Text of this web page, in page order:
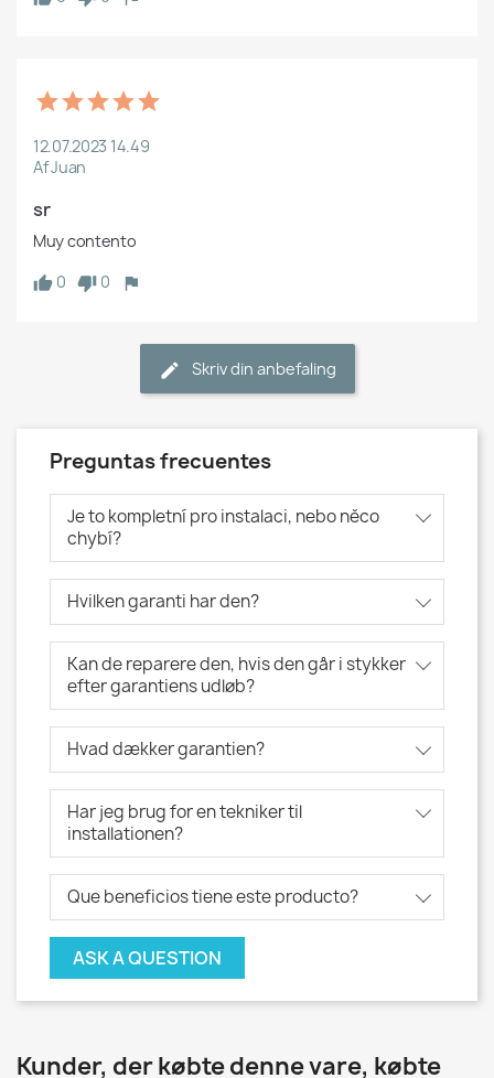
12.07.2023 14.49
Af Juan
sr
Muy contento
0
0
Skriv din anbefaling
Preguntas frecuentes
Je to kompletní pro instalaci, nebo něco
chybí?
Hvilken garanti har den?
Kan de reparere den, hvis den går i stykker
efter garantiens udløb?
Hvad dækker garantien?
Har jeg brug for en tekniker til
installationen?
Que beneficios tiene este producto?
ASK A QUESTION
Kunder, der købte denne vare, købte